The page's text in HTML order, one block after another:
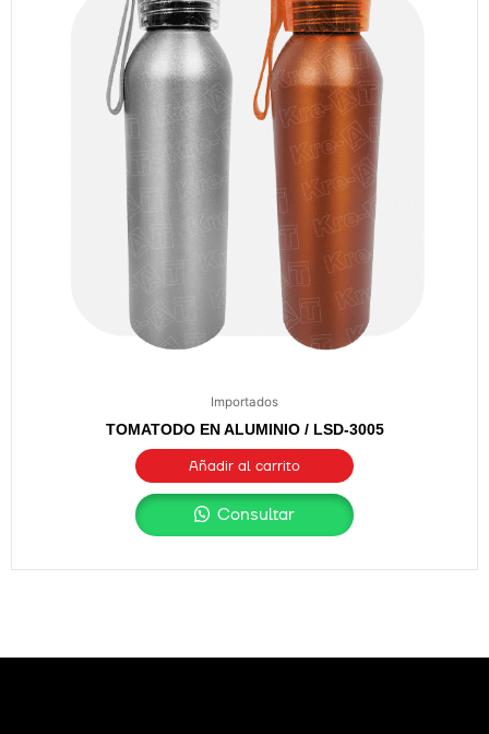
Importados
TOMATODO EN ALUMINIO / LSD-3005
Añadir al carrito
Consultar